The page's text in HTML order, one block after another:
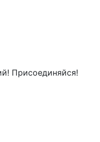
Присоединяйся!